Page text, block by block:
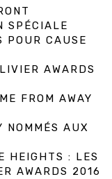
SPÉCIALE
POUR CAUSE
AWARDS
FROM AWAY
NOMMÉS AUX
HEIGHTS : LES
AWARDS 2016